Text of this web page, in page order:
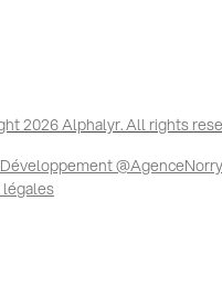
2026 Alphalyr. All rights